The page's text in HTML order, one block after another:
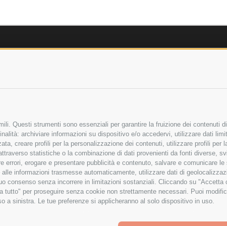
Questi strumenti sono essenziali per garantire la fruizione dei contenuti
archiviare informazioni su dispositivo e/o accedervi, utilizzare dati
creare profili per la personalizzazione dei contenuti, utilizzare profili
statistiche o la combinazione di dati provenienti da fonti diverse,
erogare e presentare pubblicità e contenuto, salvare e comunicare
informazioni trasmesse automaticamente, utilizzare dati di
consenso senza incorrere in limitazioni sostanziali. Cliccando su
per proseguire senza cookie non strettamente necessari. Puoi
a sinistra. Le tue preferenze si applicheranno al solo dispositivo in uso.
SICURI
Bonifico
Bancario
LIMITATA - VIALE MILANOFIORI, STRADA 4 - PALAZZO A5 20057,
BigCommerce